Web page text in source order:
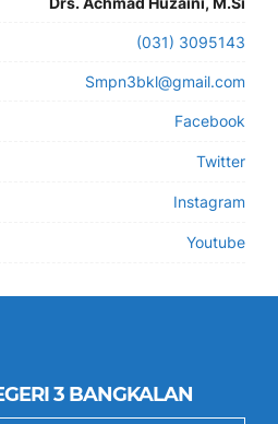
(031) 3095143
Smpn3bkl@gmail.com
Facebook
Twitter
Instagram
Youtube
3 BANGKALAN